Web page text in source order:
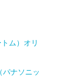
ム）オリ
パナソニッ